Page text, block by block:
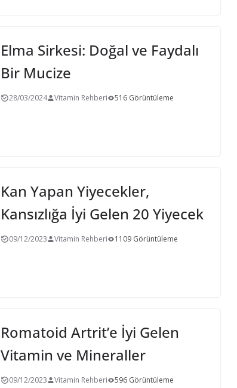
Elma Sirkesi: Doğal ve Faydalı
Bir Mucize
28/03/2024 Vitamin Rehberi 516 Görüntüleme
Kan Yapan Yiyecekler,
Kansızlığa İyi Gelen 20 Yiyecek
09/12/2023 Vitamin Rehberi 1109 Görüntüleme
Romatoid Artrit’e İyi Gelen
Vitamin ve Mineraller
09/12/2023 Vitamin Rehberi 596 Görüntüleme